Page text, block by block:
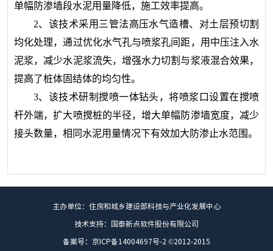
单幅防渗墙段水泥用量降低，施工效率提高。
2、该技术采用三管法高压水气造槽、对土层预切割
均化处理，通过优化水气孔与喷浆孔间距，用中压注入水
泥浆，减少水泥浆流失，增强水力切割与浆液混合效果，
提高了桩体固结体的均匀性。
3、该技术研制搅喷一体钻头，将喷浆口设置在搅喷
杆外端，扩大喷搅桩的半径，增大单幅防渗墙宽度，减少
接头数量，相同水泥用量情况下有效加大防渗止水范围。
主办单位：住房和城乡建设部科技与产业化发展中心
技术支持：国泰新点软件股份有限公司
备案号：京ICP备14004697号-2 ©2012-2015